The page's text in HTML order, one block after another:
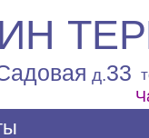
д.33